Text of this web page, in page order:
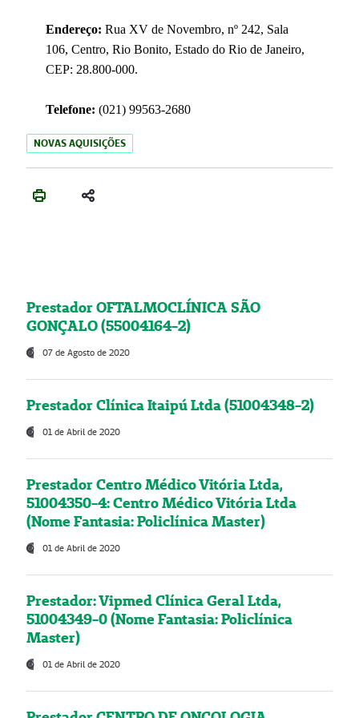
Endereço: Rua XV de Novembro, nº 242, Sala
106, Centro, Rio Bonito, Estado do Rio de Janeiro,
CEP: 28.800-000.
Telefone: (021) 99563-2680
NOVAS AQUISIÇÕES
Prestador OFTALMOCLÍNICA SÃO
GONÇALO (55004164-2)
07 de Agosto de 2020
Prestador Clínica Itaipú Ltda (51004348-2)
01 de Abril de 2020
Prestador Centro Médico Vitória Ltda,
51004350-4: Centro Médico Vitória Ltda
(Nome Fantasia: Policlínica Master)
01 de Abril de 2020
Prestador: Vipmed Clínica Geral Ltda,
51004349-0 (Nome Fantasia: Policlínica
Master)
01 de Abril de 2020